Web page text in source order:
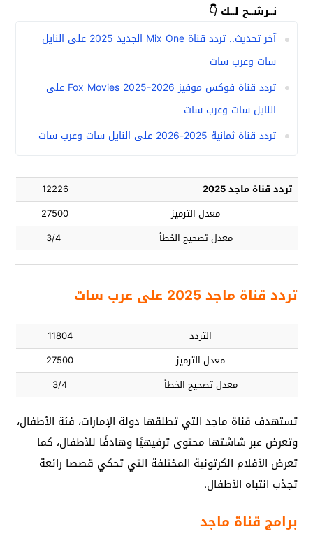
نــرشــح لــك 👇
آخر تحديث.. تردد قناة Mix One الجديد 2025 على النايل
سات وعرب سات
تردد قناة فوكس موفيز Fox Movies 2025-2026 على
النايل سات وعرب سات
تردد قناة ثمانية 2025-2026 على النايل سات وعرب سات
تردد قناة ماجد 2025
12226
معدل الترميز
27500
معدل تصحيح الخطأ
تردد قناة ماجد 2025 على عرب سات
التردد
11804
معدل الترميز
27500
معدل تصحيح الخطأ
3/4
تستهدف قناة ماجد التي تطلقها دولة الإمارات، فئة الأطفال،
وتعرض عبر شاشتها محتوى ترفيهيًا وهادفًا للأطفال، كما
تعرض الأفلام الكرتونية المختلفة التي تحكي قصصا رائعة
تجذب انتباه الأطفال.
برامج قناة ماجد